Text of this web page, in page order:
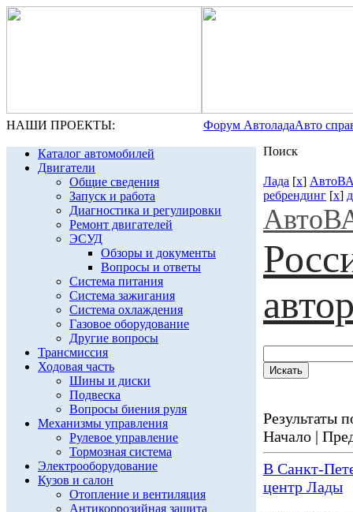
НАШИ ПРОЕКТЫ: Форум АвтоладаАвто
Каталог автомобилей
Двигатели
Общие сведения
Запуск и работа
Диагностика и регулировки
Ремонт двигателей
ЭСУД
Обзоры и документы
Вопросы и ответы
Система питания
Система зажигания
Система охлаждения
Газовое оборудование
Другие вопросы
Трансмиссия
Ходовая часть
Шины и диски
Подвеска
Вопросы биения руля
Механизмы управления
Рулевое управление
Тормозная система
Электрооборудование
Кузов и салон
Отопление и вентиляция
Антикоррозийная защита
Поиск
Лада [x]
ребрендинг [x]
Результаты
Начало |
В Санкт-
центр Лады